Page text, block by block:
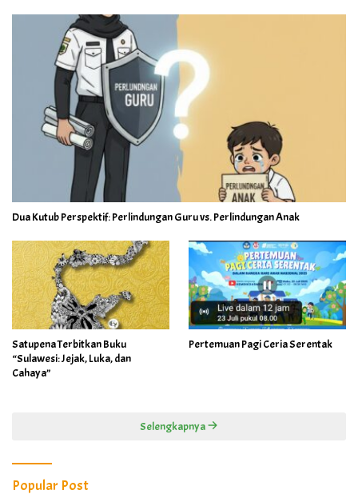
Dua Kutub Perspektif: Perlindungan Guru vs. Perlindungan Anak
Satupena Terbitkan Buku
“Sulawesi: Jejak, Luka, dan
Cahaya”
Pertemuan Pagi Ceria Serentak
Selengkapnya
Popular Post